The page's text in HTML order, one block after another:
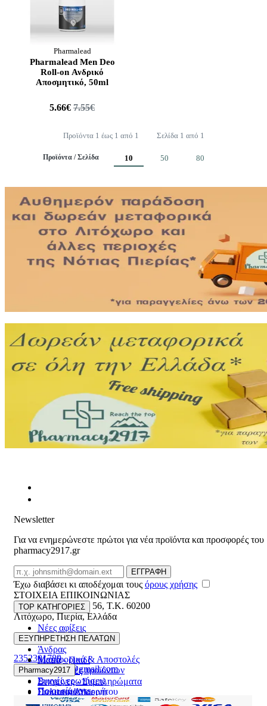
Pharmalead
Pharmalead Men Deo
Roll-on Ανδρικό
Αποσμητικό, 50ml
5.66€ 7.55€
Προϊόντα 1 έως 1 από 1 Σελίδα 1 από 1
Προϊόντα / Σελίδα 10 50 80
Newsletter
Για να ενημερώνεστε πρώτοι για νέα προϊόντα και προσφορές του
pharmacy2917.gr
Email
ΕΓΓΡΑΦΗ
Έχω διαβάσει κι αποδέχομαι τους όρους χρήσης
ΣΤΟΙΧΕΙΑ ΕΠΙΚΟΙΝΩΝΙΑΣ
Βασ. Κωνσταντίνου 56, T.K. 60200
Λιτόχωρο,Πιερία,Ελλάδα
ΓΕΜΗ:165892448000
2352301789
pharmacy2917@gmail.com
TOP ΚΑΤΗΓΟΡΙΕΣ
Νέες αφίξεις
Γυναίκα
Άνδρας
Μαμά - Παιδί
Προσφορές
Βιταμίνες - Συμπληρώματα
Στοματική Υγιεινή
Πρόσωπο
ΕΞΥΠΗΡΕΤΗΣΗ ΠΕΛΑΤΩΝ
Μεταφορικά & Αποστολές
Επιστροφές προϊόντων
Συχνές ερωτήσεις
Πολιτική Απορρήτου
Pharmacy2917
Ποιοι είμαστε
Επικοινωνία